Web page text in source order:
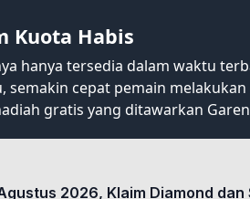
Kuota Habis
hanya tersedia dalam waktu
cepat pemain
gratis yang ditawarkan
2026, Klaim Diamond dan